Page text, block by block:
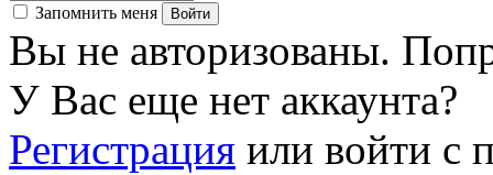
Запомнить меня
Вы не авторизованы.
У Вас еще нет аккаунта?
Регистрация или войти с